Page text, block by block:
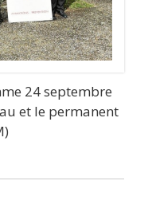
24 septembre
et le permanent